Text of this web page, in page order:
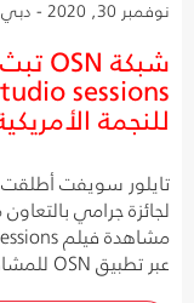
نوفمبر 30, 2020 - دبي، الإمارات العربية المتحدة
للنجمة
لجائزة جرامي
عبر تطبيق OSN للمشاهدة أونلاين